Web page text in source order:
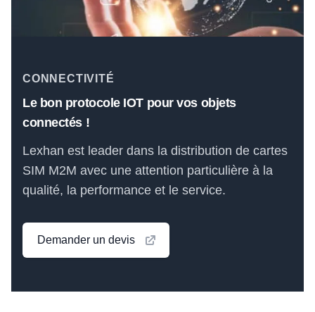
CONNECTIVITÉ
Le bon protocole IOT pour vos objets
connectés !
Lexhan est leader dans la distribution de cartes
SIM M2M avec une attention particulière à la
qualité, la performance et le service.
Demander un devis